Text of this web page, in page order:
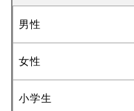
男性
女性
小学生